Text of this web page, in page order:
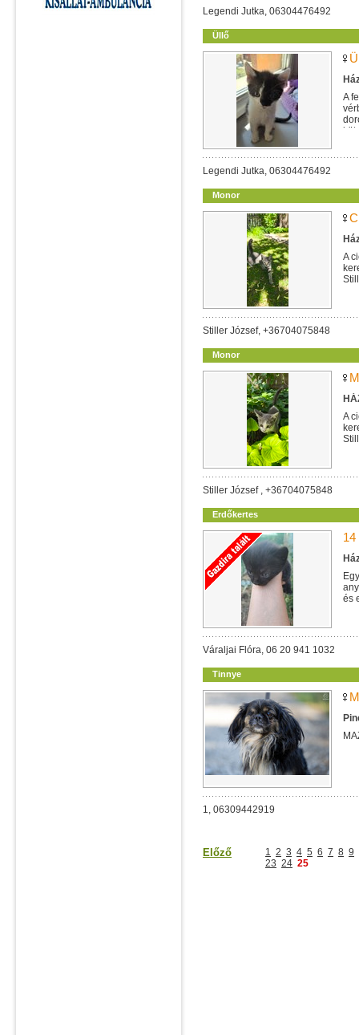
Legendi Jutka, 06304476492
Üllő
A
Legendi Jutka, 06304476492
Monor
A
Stiller József, +36704075848
Monor
A
Stiller József , +36704075848
Erdőkertes
és
Váraljai Flóra, 06 20 941 1032
Tinnye
1, 06309442919
Előző 1 2 3 4 5 6 7 8 9
23 24 25